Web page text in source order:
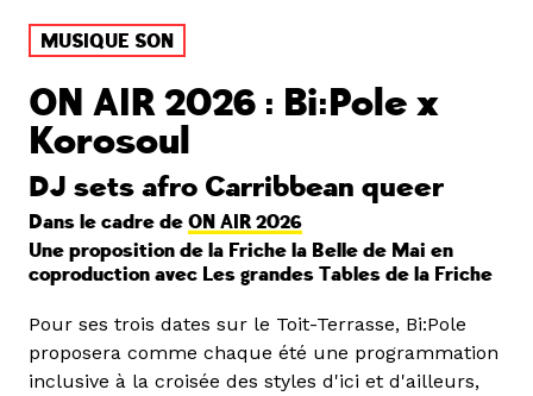
MUSIQUE SON
ON AIR 2026 : Bi:Pole x
Korosoul
DJ sets afro Carribbean queer
Dans le cadre de ON AIR 2026
Une proposition de la Friche la Belle de Mai en
coproduction avec Les grandes Tables de la Friche
Pour ses trois dates sur le Toit-Terrasse, Bi:Pole
proposera comme chaque été une programmation
inclusive à la croisée des styles d'ici et d'ailleurs,